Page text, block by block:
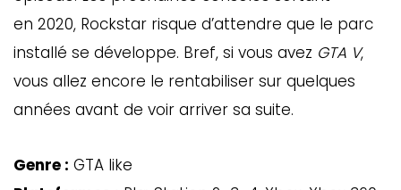
en 2020, Rockstar risque d’attendre que le parc
installé se développe. Bref, si vous avez GTA V,
vous allez encore le rentabiliser sur quelques
années avant de voir arriver sa suite.
Genre : GTA like